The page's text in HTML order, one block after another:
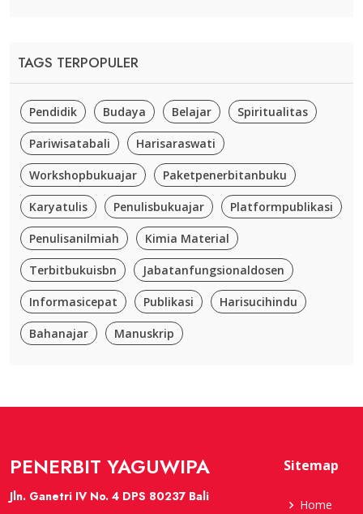
TAGS TERPOPULER
Pendidik Budaya Belajar Spiritualitas
Pariwisatabali Harisaraswati
Workshopbukuajar Paketpenerbitanbuku
Karyatulis Penulisbukuajar Platformpublikasi
Penulisanilmiah Kimia Material
Terbitbukuisbn Jabatanfungsionaldosen
Informasicepat Publikasi Harisucihindu
Bahanajar Manuskrip
PENERBIT YAGUWIPA
Jln. Ganetri IV No. 4 DPS 80237 Bali
Sitemap
Home